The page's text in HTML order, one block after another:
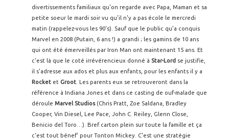
divertissements familiaux qu'on regarde avec Papa, Maman et sa
petite soeur le mardi soir vu qu'il n'y a pas école le mercredi
matin (rappelez-vous les 90's). Sauf que le public qu'a conquis
Marvel en 2008 (Putain, 6 ans !) a grandi ; les gamins de 10 ans
qui ont été émerveillés par Iron Man ont maintenant 15 ans. Et
c'est là que le coté irrévérencieux donné à Star-Lord se justifie,
il s'adresse aux ados et plus aux enfants, pour les enfants il y a
Rocket et Groot . Les parents eux se retrouveront dans la
référence à Indiana Jones et dans ce casting de ouf-malade que
déroule Marvel Studios (Chris Pratt, Zoe Saldana, Bradley
Cooper, Vin Diesel, Lee Pace, John C. Reiley, Glenn Close,
Benicio del Toro…). Bref carton plein sur toute la famille et ça
c'est tout bénef' pour Tonton Mickey. C'est une stratégie